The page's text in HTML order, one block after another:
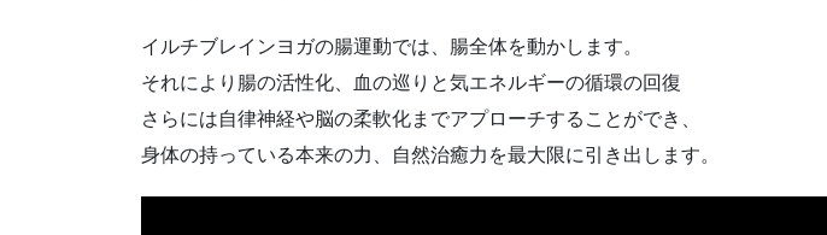
イルチブレインヨガの腸運動では、腸全体を動かします。
それにより腸の活性化、血の巡りと気エネルギーの循環の回復
さらには自律神経や脳の柔軟化までアプローチすることができ、
身体の持っている本来の力、自然治癒力を最大限に引き出します。